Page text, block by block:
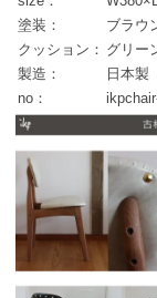
塗装：
ブラウ
クッション： グリー
製造：
日本製
no：